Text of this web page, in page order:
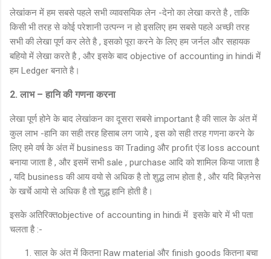
लेखांकन में हम सबसे पहले सभी व्यावसयिक लेन -देनो का लेखा करते है , ताकि
किसी भी तरह से कोई परेशानी उत्पन्न न हो इसलिए हम सबसे पहले अच्छी तरह
सभी की लेखा पूर्ण कर लेते है , इसको पूरा करने के लिए हम जर्नल और सहायक
बहियो में लेखा करते है , और इसके बाद objective of accounting in hindi में
हम Ledger बनाते है।
2. लाभ – हानि की गणना करना
लेखा पूर्ण होने के बाद लेखांकन का दूसरा सबसे important है की साल के अंत में
कुल लाभ -हानि का सही तरह हिसाब लग जाये , इस को सही तरह गणना करने के
लिए हमे वर्ष के अंत में business का Trading और profit एंड loss account
बनाया जाता है , और इसमें सभी sale , purchase आदि को शामिल किया जाता है
, यदि business की आय वयो से अधिक है तो शुद्ध लाभ होता है , और यदि बिज़नेस
के खर्चे आयो से अधिक है तो शुद्ध हानि होती है।
इसके अतिरिक्तobjective of accounting in hindi में इसके बारे में भी पता
चलता है :-
साल के अंत में कितना Raw material और finish goods कितना बचा